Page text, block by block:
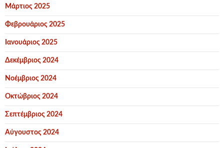
Μάρτιος 2025
Φεβρουάριος 2025
Ιανουάριος 2025
Δεκέμβριος 2024
Νοέμβριος 2024
Οκτώβριος 2024
Σεπτέμβριος 2024
Αύγουστος 2024